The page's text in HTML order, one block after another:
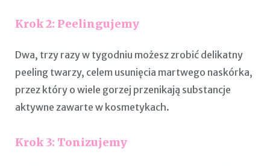
Krok 2: Peelingujemy
Dwa, trzy razy w tygodniu możesz zrobić delikatny
peeling twarzy, celem usunięcia martwego naskórka,
przez który o wiele gorzej przenikają substancje
aktywne zawarte w kosmetykach.
Krok 3: Tonizujemy